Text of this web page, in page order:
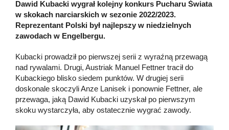
Dawid Kubacki wygrał kolejny konkurs Pucharu Świata
w skokach narciarskich w sezonie 2022/2023.
Reprezentant Polski był najlepszy w niedzielnych
zawodach w Engelbergu.
Kubacki prowadził po pierwszej serii z wyraźną przewagą
nad rywalami. Drugi, Austriak Manuel Fettner tracił do
Kubackiego blisko siedem punktów. W drugiej serii
doskonale skoczyli Anze Lanisek i ponownie Fettner, ale
przewaga, jaką Dawid Kubacki uzyskał po pierwszym
skoku wystarczyła, aby ostatecznie wygrać zawody.